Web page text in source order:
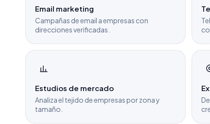
Email marketing
Campañas de email a empresas con
direcciones verificadas.
Estudios de mercado
Analiza el tejido de empresas por zona y
tamaño.